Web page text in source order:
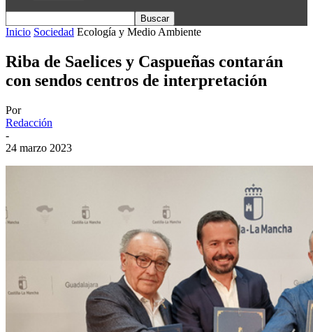
Inicio Sociedad Ecología y Medio Ambiente
Riba de Saelices y Caspueñas contarán
con sendos centros de interpretación
Por
Redacción
-
24 marzo 2023